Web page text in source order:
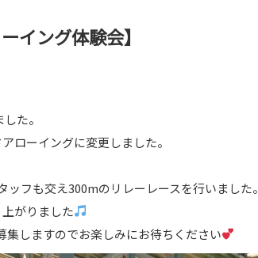
イング体験会】
た。
ローイングに変更しました。
フも交え300mのリレーレースを行いました。
がりました
集しますのでお楽しみにお待ちください